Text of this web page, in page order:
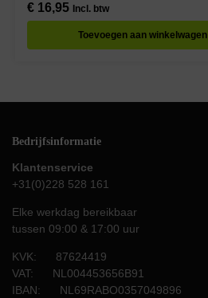
€16,95 Incl. btw
Toevoegen aan winkelwagen
Bedrijfsinformatie
Klantenservice
+31(0)228 528 161
Elke werkdag bereikbaar
tussen 09:00 & 17:00 uur
KVK: 87624419
VAT: NL004453656B91
IBAN: NL69RABO0357049896